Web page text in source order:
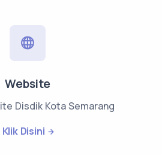
Website
Disdik Kota Semarang
Klik Disini